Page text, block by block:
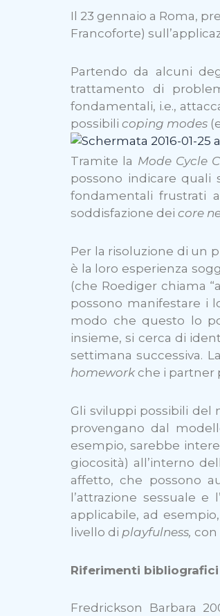
Il 23 gennaio a Roma,
Francoforte)
Partendo da alcuni
trattamento di
fondamentali, i.e.,
possibili coping modes
Tramite la Mode Cycle
possono indicare quali
fondamentali frustrati
soddisfazione dei core
Per la risoluzione di un
è la loro esperienza
(che Roediger chiama
possono manifestare i
modo che questo lo
insieme, si cerca di
settimana successiva.
homeworkche i partner
Gli sviluppi possibili
provengano dal
esempio, sarebbe
giocosità) all’interno
affetto, che possono
l’attrazione sessuale
applicabile, ad
livello di playfulness, con
Riferimenti bibliografici
Fredrickson Barbara